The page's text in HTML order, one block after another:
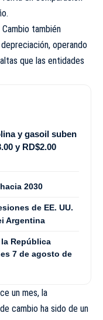
también
operando
que las entidades
y gasoil suben
y RD$2.00
2030
de EE. UU.
Argentina
República
7 de agosto de
un mes, la
cambio ha sido de un